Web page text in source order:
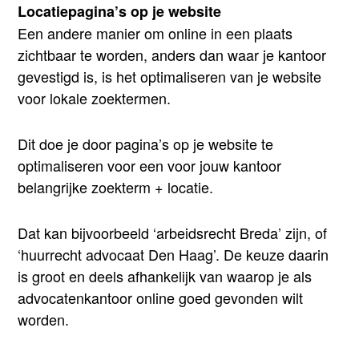
Locatiepagina’s op je website
Een andere manier om online in een plaats
zichtbaar te worden, anders dan waar je kantoor
gevestigd is, is het optimaliseren van je website
voor lokale zoektermen.
Dit doe je door pagina’s op je website te
optimaliseren voor een voor jouw kantoor
belangrijke zoekterm + locatie.
Dat kan bijvoorbeeld ‘arbeidsrecht Breda’ zijn, of
‘huurrecht advocaat Den Haag’. De keuze daarin
is groot en deels afhankelijk van waarop je als
advocatenkantoor online goed gevonden wilt
worden.